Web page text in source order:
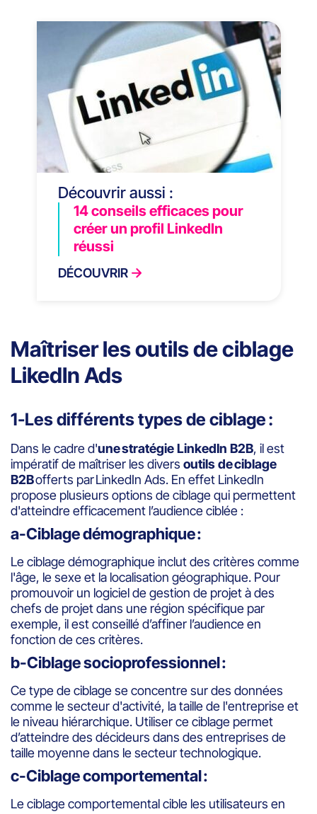
Découvrir aussi :
14 conseils efficaces pour
créer un profil LinkedIn
réussi
DÉCOUVRIR
Maîtriser les outils de ciblage
LikedIn Ads
1-Les différents types de ciblage :
Dans le cadre d'une stratégie LinkedIn B2B, il est
impératif de maîtriser les divers outils de ciblage
B2Bofferts par LinkedIn Ads. En effet LinkedIn
propose plusieurs options de ciblage qui permettent
d'atteindre efficacement l’audience ciblée :
a-Ciblage démographique :
Le ciblage démographique inclut des critères comme
l'âge, le sexe et la localisation géographique. Pour
promouvoir un logiciel de gestion de projet à des
chefs de projet dans une région spécifique par
exemple, il est conseillé d’affiner l’audience en
fonction de ces critères.
b-Ciblage socioprofessionnel :
Ce type de ciblage se concentre sur des données
comme le secteur d'activité, la taille de l'entreprise et
le niveau hiérarchique. Utiliser ce ciblage permet
d’atteindre des décideurs dans des entreprises de
taille moyenne dans le secteur technologique.
c-Ciblage comportemental :
Le ciblage comportemental cible les utilisateurs en